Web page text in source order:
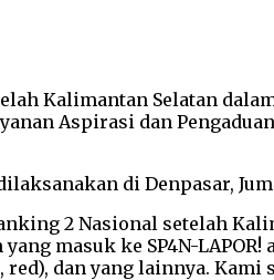
Kalimantan Selatan
Aspirasi dan
di Denpasar,
2 Nasional setelah
masuk ke SP4N-
dan yang lainnya. Kami